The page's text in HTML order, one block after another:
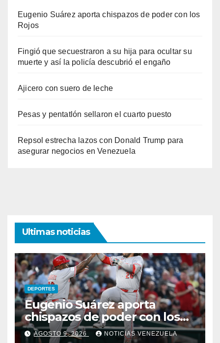
Eugenio Suárez aporta chispazos de poder con los
Rojos
Fingió que secuestraron a su hija para ocultar su
muerte y así la policía descubrió el engaño
Ajicero con suero de leche
Pesas y pentatlón sellaron el cuarto puesto
Repsol estrecha lazos con Donald Trump para
asegurar negocios en Venezuela
Ultimas noticias
DEPORTES
Eugenio Suárez aporta
chispazos de poder con los
Rojos
AGOSTO 9, 2026 NOTICIAS VENEZUELA